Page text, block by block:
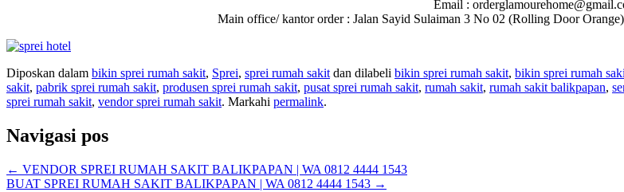
Email :
Main office/ kantor order : Jalan Sayid Sulaiman 3 No 02 (Rolling Door
Diposkan dalam bikin sprei rumah sakit, Sprei, sprei rumah sakitdan dilabeli bikin sprei rumah sakit, bikin sprei rumah
sakit, pabrik sprei rumah sakit, produsen sprei rumah sakit, pusat sprei rumah sakit, rumah sakit, rumah sakit balikpapan,
sprei rumah sakit, vendor sprei rumah sakit. Markahi permalink.
Navigasi pos
← VENDOR SPREI RUMAH SAKIT BALIKPAPAN | WA 0812 4444 1543
BUAT SPREI RUMAH SAKIT BALIKPAPAN | WA 0812 4444 1543 →